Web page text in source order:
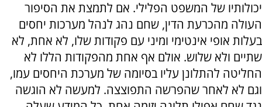
יכולותיו של המשפט הפלילי. אם לתמצת את הסיפור
העולה מהכרעת הדין, שחם נהג לנהל מערכות יחסים
בעלות אופי אינטימי ומיני עם פקודות שלו, לא אחת, לא
שתיים ולא שלוש. אולם אף אחת מהפקודות הללו לא
החליטה להתלונן עליו בסיומה של מערכת היחסים עמו,
וגם לא לאחר שהפרשה התפוצצה. למעשה לא הוגשה